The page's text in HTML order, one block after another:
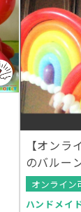
【オンラ
のバルー
オンライン
ハンドメイ